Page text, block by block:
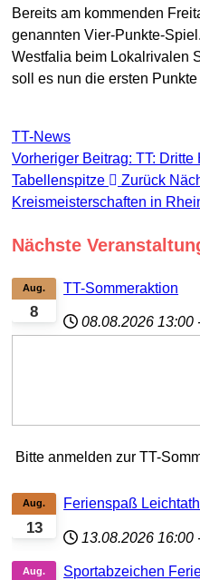
Bereits am kommenden
genannten Vier-Punkte-
Westfalia beim Lokalrivalen
soll es nun die ersten
TT-News
Vorheriger Beitrag: TT: Dritte
Tabellenspitze
Zurück
Kreismeisterschaften in
Nächste
8
Aug. TT-Sommeraktion
08.08.2026 13:00
Bitte anmelden zur TT-
13
Aug. Ferienspaß
13.08.2026 16:00
Aug. Sportabzeichen